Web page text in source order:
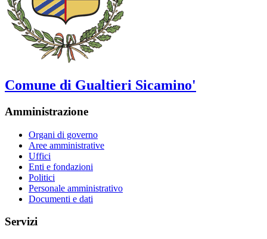
Comune di Gualtieri Sicamino'
Amministrazione
Organi di governo
Aree amministrative
Uffici
Enti e fondazioni
Politici
Personale amministrativo
Documenti e dati
Servizi